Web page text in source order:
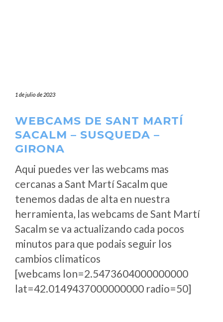
1 de julio de 2023
WEBCAMS DE SANT MARTÍ
SACALM – SUSQUEDA –
GIRONA
Aqui puedes ver las webcams mas
cercanas a Sant Martí Sacalm que
tenemos dadas de alta en nuestra
herramienta, las webcams de Sant Martí
Sacalm se va actualizando cada pocos
minutos para que podais seguir los
cambios climaticos
[webcams lon=2.5473604000000000
lat=42.0149437000000000 radio=50]